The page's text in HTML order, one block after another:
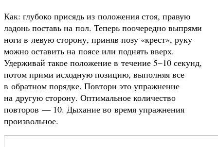
Как: глубоко присядь из положения стоя, правую
ладонь поставь на пол. Теперь поочередно выпрями
ноги в левую сторону, приняв позу «крест», руку
можно оставить на поясе или поднять вверх.
Удерживай такое положение в течение 5−10 секунд,
потом прими исходную позицию, выполняя все
в обратном порядке. Повтори это упражнение
на другую сторону. Оптимальное количество
повторов — 10. Дыхание во время упражнения
произвольное.